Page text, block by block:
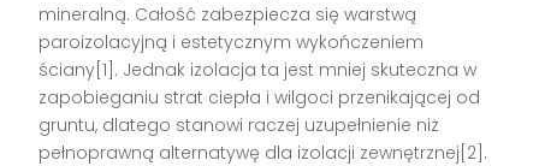
mineralną. Całość zabezpiecza się warstwą
paroizolacyjną i estetycznym wykończeniem
ściany[1]. Jednak izolacja ta jest mniej skuteczna w
zapobieganiu strat ciepła i wilgoci przenikającej od
gruntu, dlatego stanowi raczej uzupełnienie niż
pełnoprawną alternatywę dla izolacji zewnętrznej[2].